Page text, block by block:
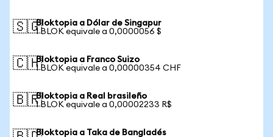
🇸🇬Bloktopia a Dólar de Singapur
1 BLOK equivale a 0,0000056 $
🇨🇭Bloktopia a Franco Suizo
1 BLOK equivale a 0,00000354 CHF
🇧🇷Bloktopia a Real brasileño
1 BLOK equivale a 0,00002233 R$
Bloktopia a Taka de Bangladés